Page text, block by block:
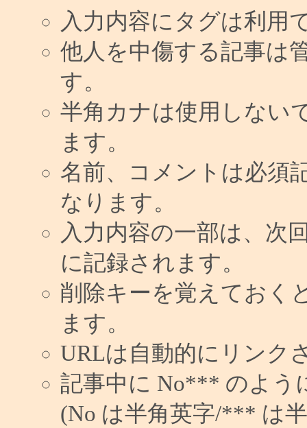
入力内容にタグは利用
他人を中傷する記事は
す。
半角カナは使用しない
ます。
名前、コメントは必須
なります。
入力内容の一部は、次
に記録されます。
削除キーを覚えておく
ます。
URLは自動的にリンク
記事中に No*** のよう
(No は半角英字/*** は